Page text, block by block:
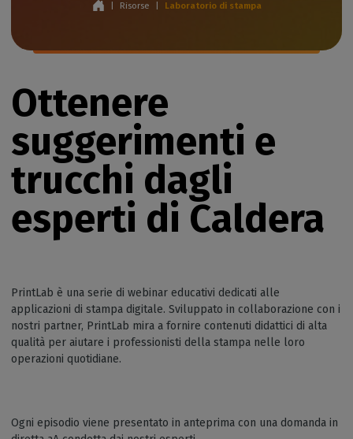
Risorse Laboratorio di stampa
Ottenere
suggerimenti e
trucchi dagli
esperti di Caldera
PrintLab è una serie di webinar educativi dedicati alle
applicazioni di stampa digitale. Sviluppato in collaborazione con i
nostri partner, PrintLab mira a fornire contenuti didattici di alta
qualità per aiutare i professionisti della stampa nelle loro
operazioni quotidiane.
Ogni episodio viene presentato in anteprima con una domanda in